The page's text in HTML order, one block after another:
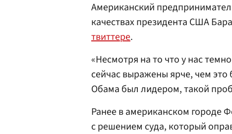
Американский
качествах президента США
твиттере.
«Несмотря на то что у нас
сейчас выражены ярче, чем это
Обама был лидером, такой
Ранее в американском городе
с решением суда, который